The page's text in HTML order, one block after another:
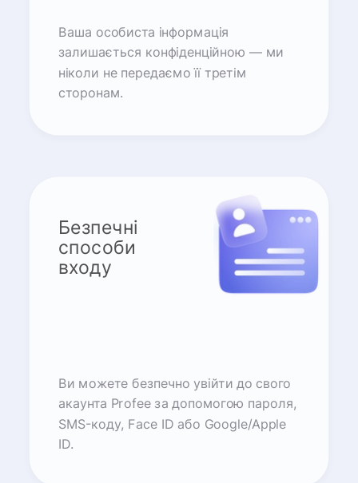
Ваша особиста інформація
залишається конфіденційною — ми
ніколи не передаємо її третім
сторонам.
Безпечні
способи
входу
Ви можете безпечно увійти до свого
акаунта Profee за допомогою пароля,
SMS-коду, Face ID або Google/Apple
ID.